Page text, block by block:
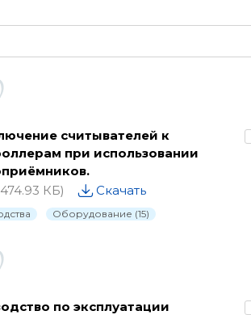
считывателей к
при использовании
КБ)
Скачать
Оборудование (15)
по эксплуатации